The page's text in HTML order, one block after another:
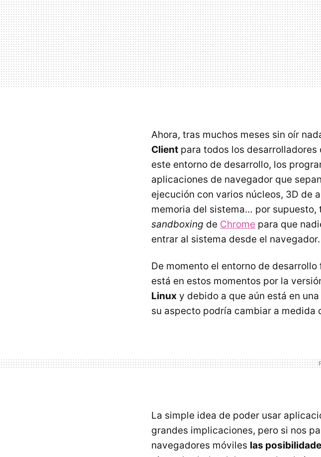
Ahora, tras muchos meses sin oír
Client para todos los
este entorno de desarrollo, los
aplicaciones de navegador que
ejecución con varios núcleos, 3D de
memoria del sistema… por
sandboxing de Chrome para que
entrar al sistema desde el navegador.
De momento el entorno de
está en estos momentos por la
Linux y debido a que aún está en
su aspecto podría cambiar a medida
La simple idea de poder usar
grandes implicaciones, pero si nos
navegadores móviles las